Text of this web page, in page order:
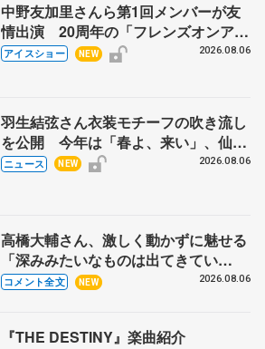
中野友加里さんら第1回メンバーが友
情出演 20周年の「フレンズオンアイ
ス」 宮本賢二さん、有川梨絵さん、
アイスショー NEW 2026.08.06
羽生結弦さん衣装モチーフの吹き流し
を公開 今年は「春よ、来い」、仙台
の瑞鳳殿
ニュース NEW 2026.08.06
高橋大輔さん、激しく動かずに魅せる
「深みみたいなものは出てきてい
る？」 〝兄さん〟と慕うレジェンド
コメント全文 NEW 2026.08.06
『THE DESTINY』楽曲紹介